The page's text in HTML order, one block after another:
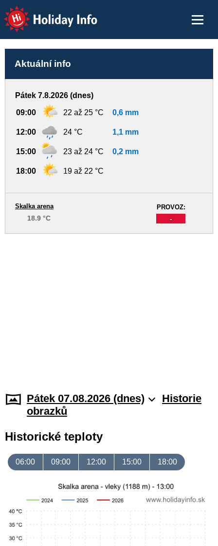
Holiday Info
Aktuální info
Pátek 7.8.2026 (dnes)
09:00 22 až 25 °C 0,6 mm
12:00 24 °C 1,1 mm
15:00 23 až 24 °C 0,2 mm
18:00 19 až 22 °C
PROVOZ:
-
Skalka arena
18.9 °C
Pátek 07.08.2026 (dnes)
Historie
obrazků
Historické teploty
06:00 09:00 12:00 15:00 18:00